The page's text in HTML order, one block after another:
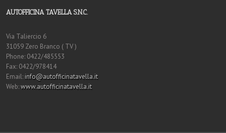
AUTOFFICINA TAVELLA S.N.C.
Via Taliercio 6
31059 Zero Branco ( TV )
Phone: 0422/485553
Fax: 0422/978414
Email: info@autofficinatavella.it
Web:www.autofficinatavella.it